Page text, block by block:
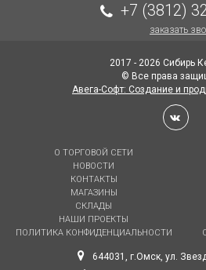
+7 (3812)
заказать
2017 - 2026 Сибирь
© Все права
Авега-Софт: Создание и
О ТОРГОВОЙ СЕТИ
НОВОСТИ
КОНТАКТЫ
МАГАЗИНЫ
СКЛАДЫ
НАШИ ПРОЕКТЫ
ПОЛИТИКА КОНФИДЕНЦИАЛЬНОСТИ
644031, г.Омск, ул.